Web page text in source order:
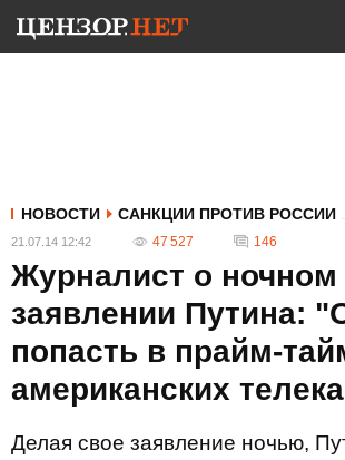
НОВОСТИ САНКЦИИ ПРОТИВ РОССИИ
21.07.14 12:42 47 527 146
Журналист о ночном
заявлении Путина:
попасть в прайм-
американских
Делая свое заявление ночью,